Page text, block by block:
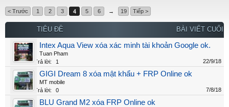
< Trước 1 2 3 4 5 6 → 19 Tiếp >
TIÊU ĐỀ BÀI VIẾT CUỐI
Intex Aqua View xóa xác minh tài khoản Google ok.
Tuan Pham
Trả lời:
1 22/9/18
GIGI Dream 8 xóa mật khẩu + FRP Online ok
MT mobile
Trả lời:
0 7/8/18
BLU Grand M2 xóa FRP Online ok